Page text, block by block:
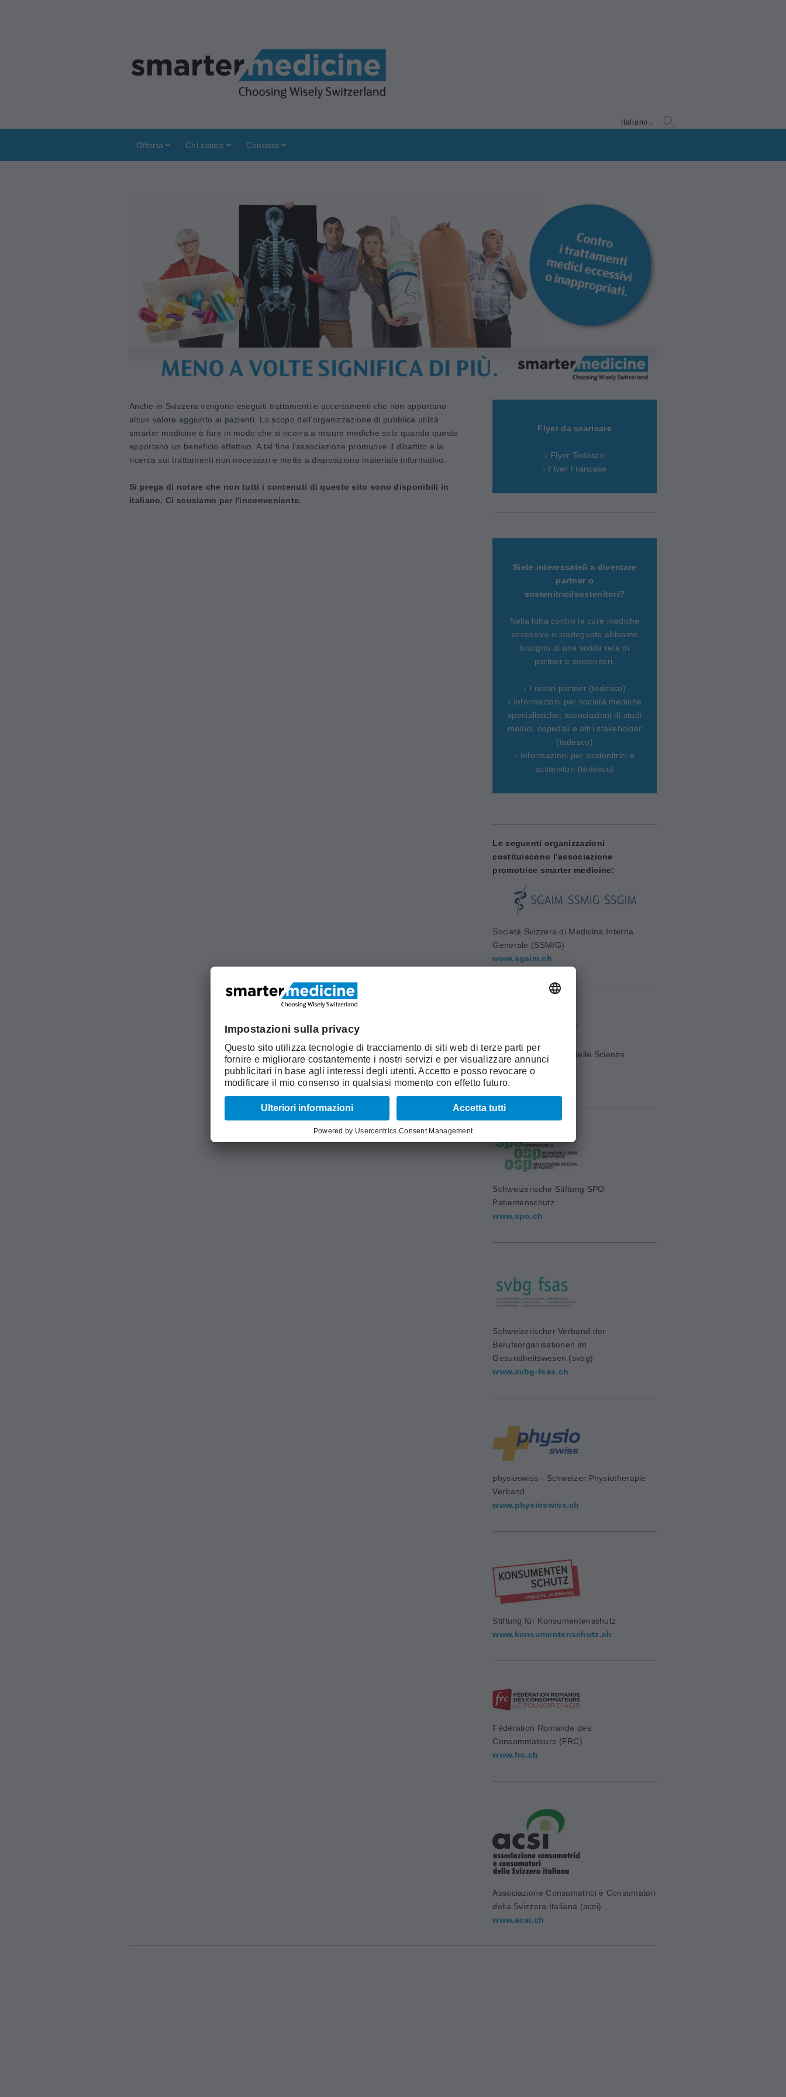
Italiano
Offerta Chi siamo Contatto
Anche in Svizzera vengono eseguiti trattamenti e accertamenti che non apportano
alcun valore aggiunto ai pazienti. Lo scopo dell’organizzazione di pubblica utilità
smarter medicine è fare in modo che si ricorra a misure mediche solo quando queste
apportano un beneficio effettivo. A tal fine l’associazione promuove il dibattito e la
ricerca sui trattamenti non necessari e mette a disposizione materiale informativo.
Si prega di notare che non tutti i contenuti di questo sito sono disponibili in
italiano. Ci scusiamo per l'inconveniente.
Flyer da scaricare
› Flyer Tedesco
› Flyer Francese
Siete interessate/i a diventare
partner o
sostenitrici/sostenitori?
Nella lotta contro le cure mediche
eccessive o inadeguate abbiamo
bisogno di una solida rete di
partner e sostenitori.
› I nostri partner (tedesco)
› Informazioni per società mediche
specialistiche, associazioni di studi
medici, ospedali e altri stakeholder
(tedesco)
› Informazioni per sostenitrici e
sostenitori (tedesco)
Le seguenti organizzazioni
costituiscono l’associazione
promotrice smarter medicine:
Società Svizzera di Medicina Interna
Generale (SSMIG)
www.sgaim.ch
Accademia Svizzera delle Scienze
Mediche (ASSM)
www.samw.ch
Schweizerische Stiftung SPO
Patientenschutz
www.spo.ch
Schweizerischer Verband der
Berufsorganisationen im
Gesundheitswesen (svbg)
www.svbg-fsas.ch
physioswiss - Schweizer Physiotherapie
Verband
www.physioswiss.ch
Stiftung für Konsumentenschutz
www.konsumentenschutz.ch
Fédération Romande des
Consommateurs (FRC)
www.frc.ch
Associazione Consumatrici e Consumatori
della Svizzera Italiana (acsi)
www.acsi.ch